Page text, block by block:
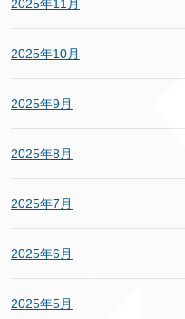
2025年11月
2025年10月
2025年9月
2025年8月
2025年7月
2025年6月
2025年5月